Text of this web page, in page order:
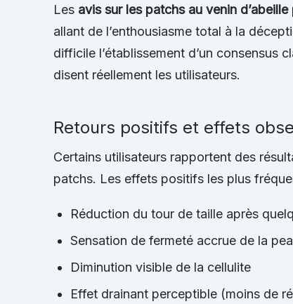
Les avis sur les patchs au venin d’abeille
allant de l’enthousiasme total à la
difficile l’établissement d’un consensus
disent réellement les utilisateurs.
Retours positifs et effets
Certains utilisateurs rapportent des
patchs. Les effets positifs les plus
Réduction du tour de taille après
Sensation de fermeté accrue de la
Diminution visible de la cellulite
Effet drainant perceptible (moins de